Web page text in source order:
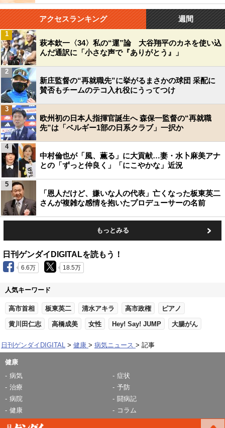
アクセスランキング 週間
萩本欽一〈34〉私の“運”論 大谷翔平のカネを使い込
んだ通訳に「小さな声で『ありがとう』」
1
新庄監督の“再就職先”に挙がるまさかの球団 采配に
賛否もチームのテコ入れ役にうってつけ
2
欧州初の日本人指揮官誕生へ 森保一監督の“再就職
先”は「ベルギー1部の日系クラブ」一択か
3
中村倫也が「風、薫る」に大貢献…妻・水卜麻美アナ
との「ずっと仲良く」「にこやかな」近況
4
「恩人だけど、嫌いな人の代表」亡くなった板東英二
さんが複雑な感情を抱いたプロデューサーの名前
5
もっとみる
日刊ゲンダイDIGITALを読もう！
6.6万 18.5万
人気キーワード
高市首相 板東英二 清水アキラ 高市政権 ピアノ
黄川田仁志 高橋成美 女性 Hey! Say! JUMP 大腸がん
日刊ゲンダイDIGITAL 健康 病気ニュース 記事
健康
病気
症状
治療
予防
病院
闘病記
健康
コラム